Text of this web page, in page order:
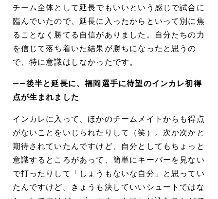
チーム全体として延長でもいいという感じで試合に
臨んでいたので、延長に入ったからといって別に焦
ることなく勝てる自信がありました。自分たちの力
を信じて落ち着いた結果が勝ちになったと思うの
で、特に意識はしなかったです。
――後半と延長に、福岡選手に待望のインカレ初得
点が生まれました
インカレに入って、ほかのチームメイトからも得点
がないことをいじられたりして（笑）。次か次かと
期待されていたんですけど、自分としてもちょっと
意識するところがあって、簡単にキーパーを見ない
で打ったりして「しょうもないな自分」と思ってい
たんですけど。きょうも決していいシュートではな